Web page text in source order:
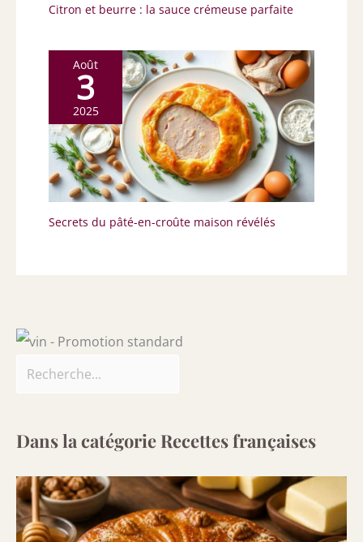
Citron et beurre : la sauce crémeuse parfaite
Août
3
2025
Secrets du pâté-en-croûte maison révélés
Dans la catégorie Recettes françaises